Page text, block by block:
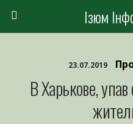
Ізюм
23.07.2019
В Харькове,